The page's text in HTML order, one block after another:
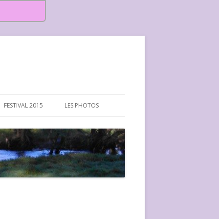
FESTIVAL 2015 LES PHOTOS
FESTIVAL 2016-PHOTOS
FESTIVAL 2017-PHOTOS ET
VIDÉOS